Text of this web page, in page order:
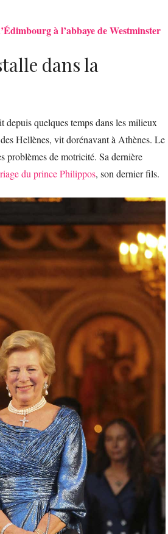
à l’abbaye de Westminster
dans la
quelques temps dans les milieux
Hellènes, vit dorénavant à Athènes. Le
problèmes de motricité. Sa dernière
du prince Philippos, son dernier fils.